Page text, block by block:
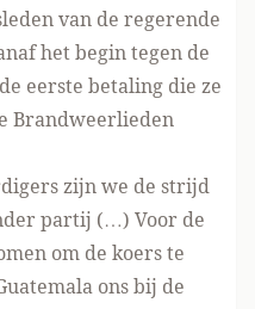
van de regerende
het begin tegen de
eerste betaling die ze
Brandweerlieden
zijn we de strijd
partij (…) Voor de
om de koers te
ons bij de